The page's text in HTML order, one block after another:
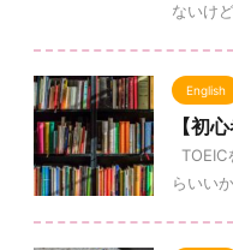
ないけ
English
【初
らいい